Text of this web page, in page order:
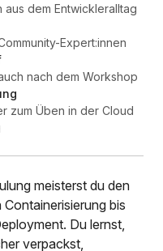
dem Entwickleralltag
Expert:innen
nach dem Workshop
zum Üben in der Cloud
meisterst du den
bis
Du lernst,
verpackst,